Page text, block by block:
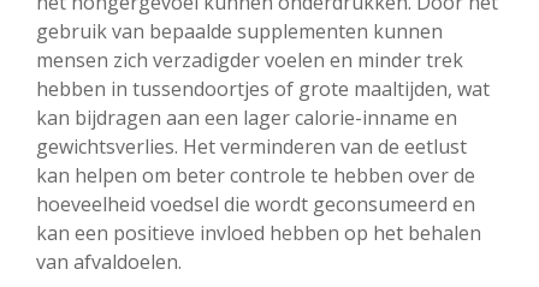
gebruik van bepaalde supplementen kunnen
mensen zich verzadigder voelen en minder trek
hebben in tussendoortjes of grote maaltijden, wat
kan bijdragen aan een lager calorie-inname en
gewichtsverlies. Het verminderen van de eetlust
kan helpen om beter controle te hebben over de
hoeveelheid voedsel die wordt geconsumeerd en
kan een positieve invloed hebben op het behalen
van afvaldoelen.